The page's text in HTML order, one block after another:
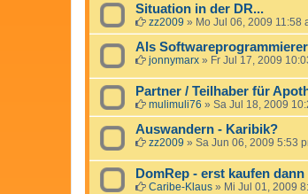
Situation in der DR...
zz2009 » Mo Jul 06, 2009 11:58
Als
jonnymarx » Fr Jul 17, 2009
Partner / Teilhaber für
mulimuli76 » Sa Jul 18, 2009
Auswandern - Karibik?
zz2009 » Sa Jun 06, 2009 5:53
DomRep - erst kaufen
Caribe-Klaus » Mi Jul 01, 2009